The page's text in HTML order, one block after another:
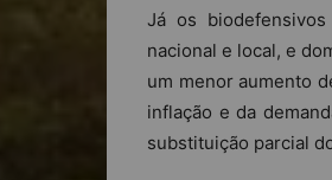
Já os
nacional e local, e
um menor aumento
inflação e da
substituição parcial